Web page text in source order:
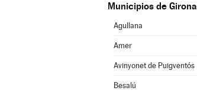
Municipios de Girona
Agullana
Amer
Avinyonet de Puigventós
Besalú